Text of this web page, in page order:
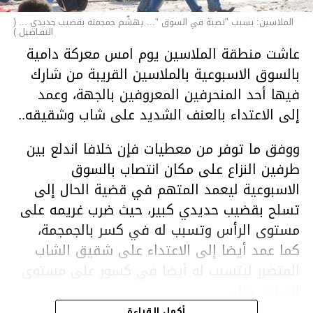
الملاسين: بسبب "نصبة في السوق "... يهشّم جمجمته بقضيب حديدي ... (
التفـاصيل )
عاشت منطقة الملاسين يوم امس معركة دامية
بالسوق الاسبوعية بالملاسين القريبة من شارك
فيها أحد المنحرفين المعروفين بالجهة، وعمد
إلى الاعتداء بالعنف الشديد على شاب وشقيقه..
ووفق ما توفر من معطيات فإن خلافا اندلع بين
طرفين النزاع على مكان انتصاب بالسوق
الاسبوعية ليعمد المتهم في قضية الحال إلى
تسلح بقضيب حديدي كبير، حيث ضرب غريمه على
مستوى الرأس وتسبب له في كسر بالجمجمة،
كما عمد أيضا إلى الاعتداء على شقيق الشاب
المتضرر ليتسبب له أيضا في كسور على مستوى